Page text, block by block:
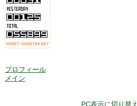
プロフィール
メイン
PC表示に切り替え